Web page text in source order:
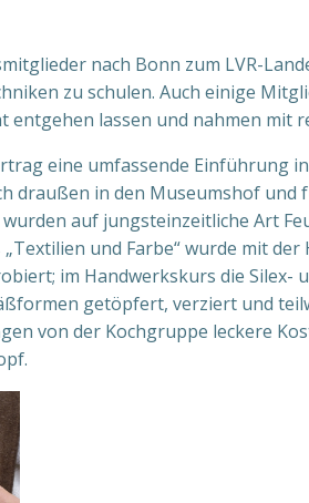
nach Bonn zum LVR-
zu schulen. Auch einige
lassen und nahmen mit
eine umfassende Einführung
draußen in den Museumshof und
auf jungsteinzeitliche Art
und Farbe“ wurde mit
im Handwerkskurs die Silex-
getöpfert, verziert und
von der Kochgruppe leckere